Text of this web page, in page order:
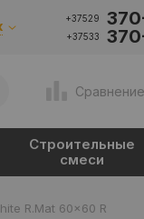
+37529
+37533
Сравнение
Строительные
смеси
R.Mat 60x60 R